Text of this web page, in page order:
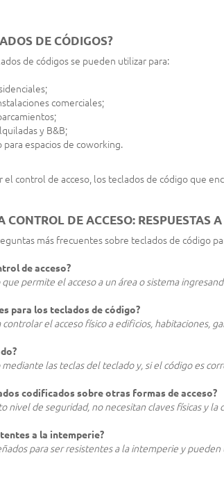
DE CÓDIGOS?
de códigos se pueden utilizar para:
comerciales;
y B&B;
espacios de coworking.
control de acceso, los teclados de código que
DE ACCESO: RESPUESTAS
más frecuentes sobre teclados de código
de acceso?
permite el acceso a un área o sistema
para los teclados de código?
el acceso físico a edificios, habitaciones,
las teclas del teclado y, si el código es
codificados sobre otras formas de acceso?
nivel de seguridad, no necesitan claves físicas y la
a la intemperie?
para ser resistentes a la intemperie y pueden